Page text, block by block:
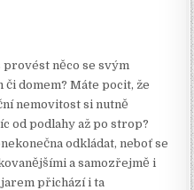
provést něco se svým
domem? Máte pocit, že
nemovitost si nutně
od podlahy až po strop?
odkládat, neboť se
a samozřejmě i
jarem přichází i ta